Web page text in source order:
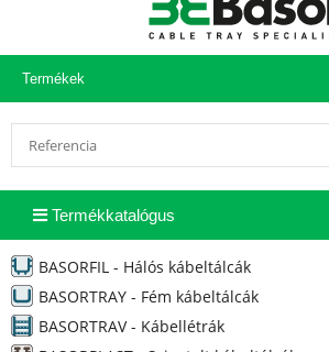
Termékek
Termékkatalógus
BASORFIL - Hálós kábeltálcák
BASORTRAY - Fém kábeltálcák
BASORTRAV - Kábellétrák